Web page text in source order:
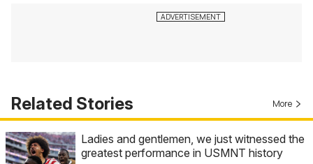
Related Stories More
Ladies and gentlemen, we just witnessed the
greatest performance in USMNT history